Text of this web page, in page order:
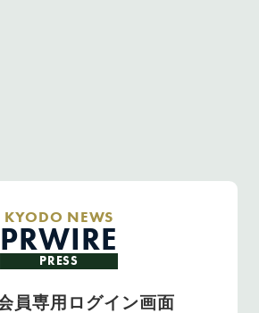
KYODO NEWS
PRWIRE
PRESS
員専用ログイン画面